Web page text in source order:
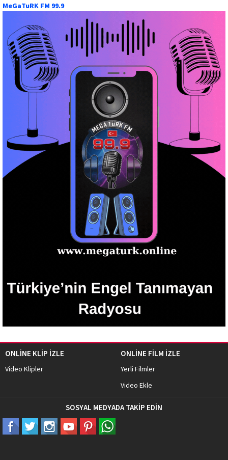
MeGaTuRK FM 99.9
ONLİNE KLİP İZLE
Video Klipler
ONLİNE FİLM İZLE
Yerli Filmler
Video Ekle
SOSYAL MEDYADA TAKİP EDİN